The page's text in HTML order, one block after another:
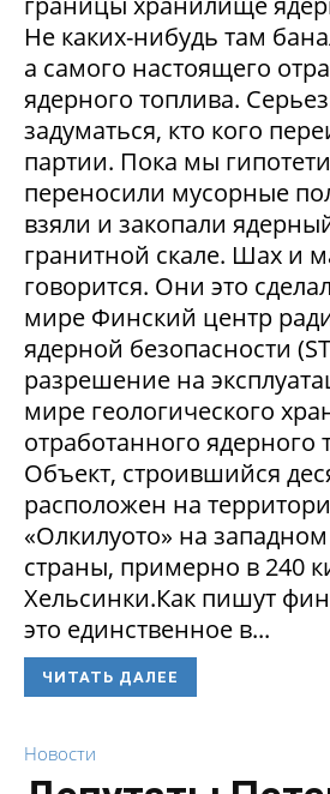
Не каких-нибудь там
а самого настоящего
ядерного топлива.
задуматься, кто кого
партии. Пока мы
переносили мусорные
взяли и закопали
гранитной скале. Шах и
говорится. Они это
мире Финский центр
ядерной безопасности
разрешение на
мире геологического
отработанного ядерного
Объект, строившийся
расположен на
«Олкилуото» на
страны, примерно в 240
Хельсинки.Как пишут
это единственное в...
ЧИТАТЬ ДАЛЕЕ
Новости